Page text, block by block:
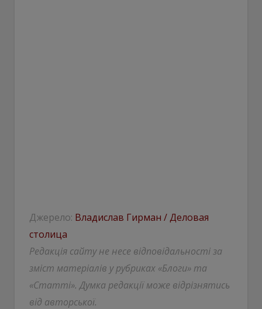
Джерело: Владислав Гирман / Деловая
столица
Редакція сайту не несе відповідальності за
зміст матеріалів у рубриках «Блоги» та
«Статті». Думка редакції може відрізнятись
від авторської.